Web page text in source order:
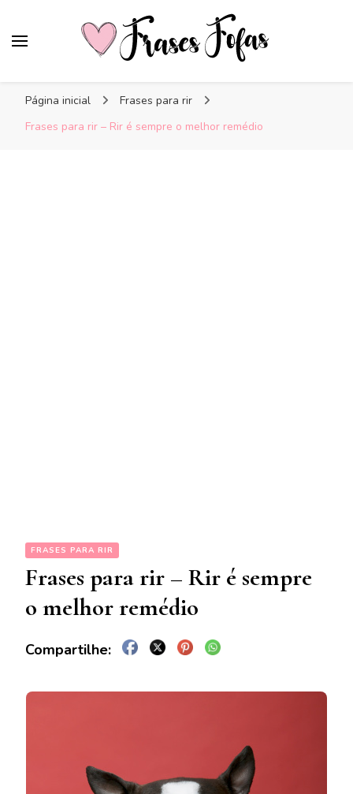
Página inicial
Frases para rir
Frases para rir – Rir é sempre o melhor remédio
FRASES PARA RIR
Frases para rir – Rir é sempre
o melhor remédio